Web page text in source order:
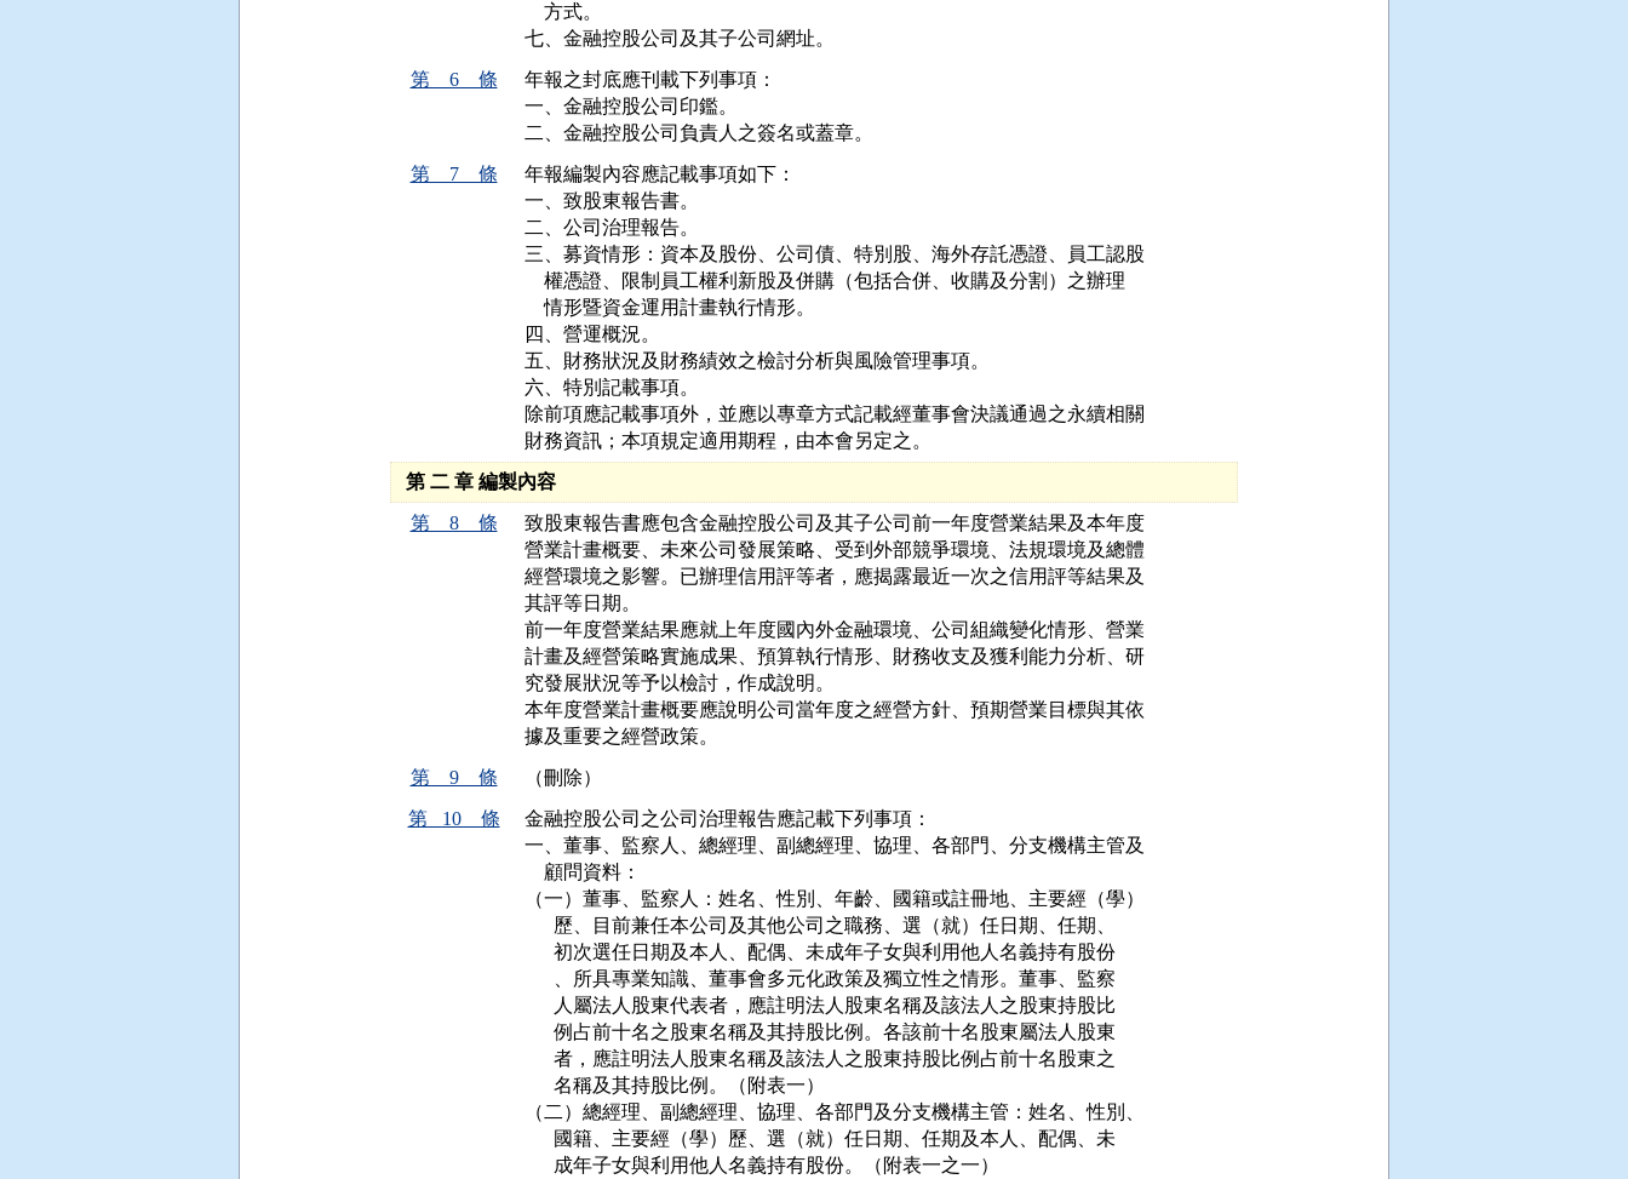
    方式。
七、金融控股公司及其子公司網址。
第 6 條
年報之封底應刊載下列事項：
一、金融控股公司印鑑。
二、金融控股公司負責人之簽名或蓋章。
第 7 條
年報編製內容應記載事項如下：
一、致股東報告書。
二、公司治理報告。
三、募資情形：資本及股份、公司債、特別股、海外存託憑證、員工認股
    權憑證、限制員工權利新股及併購（包括合併、收購及分割）之辦理
    情形暨資金運用計畫執行情形。
四、營運概況。
五、財務狀況及財務績效之檢討分析與風險管理事項。
六、特別記載事項。
除前項應記載事項外，並應以專章方式記載經董事會決議通過之永續相關
財務資訊；本項規定適用期程，由本會另定之。
第 二 章 編製內容
第 8 條
致股東報告書應包含金融控股公司及其子公司前一年度營業結果及本年度
營業計畫概要、未來公司發展策略、受到外部競爭環境、法規環境及總體
經營環境之影響。已辦理信用評等者，應揭露最近一次之信用評等結果及
其評等日期。
前一年度營業結果應就上年度國內外金融環境、公司組織變化情形、營業
計畫及經營策略實施成果、預算執行情形、財務收支及獲利能力分析、研
究發展狀況等予以檢討，作成說明。
本年度營業計畫概要應說明公司當年度之經營方針、預期營業目標與其依
據及重要之經營政策。
第 9 條
（刪除）
第 10 條
金融控股公司之公司治理報告應記載下列事項：
一、董事、監察人、總經理、副總經理、協理、各部門、分支機構主管及
    顧問資料：
（一）董事、監察人：姓名、性別、年齡、國籍或註冊地、主要經（學）
      歷、目前兼任本公司及其他公司之職務、選（就）任日期、任期、
      初次選任日期及本人、配偶、未成年子女與利用他人名義持有股份
      、所具專業知識、董事會多元化政策及獨立性之情形。董事、監察
      人屬法人股東代表者，應註明法人股東名稱及該法人之股東持股比
      例占前十名之股東名稱及其持股比例。各該前十名股東屬法人股東
      者，應註明法人股東名稱及該法人之股東持股比例占前十名股東之
      名稱及其持股比例。（附表一）
（二）總經理、副總經理、協理、各部門及分支機構主管：姓名、性別、
      國籍、主要經（學）歷、選（就）任日期、任期及本人、配偶、未
      成年子女與利用他人名義持有股份。（附表一之一）